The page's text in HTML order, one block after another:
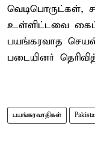
வெடிபொருட்கள்,
உள்ளிட்டவை
பயங்கரவாத
படையினர்
பயங்கரவாதிகள்